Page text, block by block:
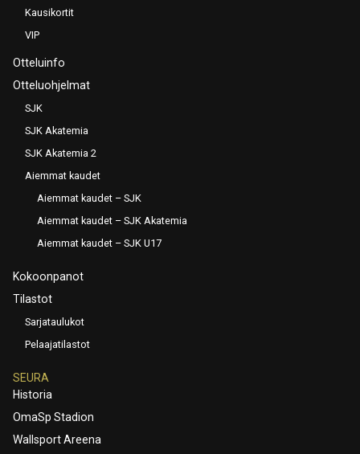
Kausikortit
VIP
Otteluinfo
Otteluohjelmat
SJK
SJK Akatemia
SJK Akatemia 2
Aiemmat kaudet
Aiemmat kaudet – SJK
Aiemmat kaudet – SJK Akatemia
Aiemmat kaudet – SJK U17
Kokoonpanot
Tilastot
Sarjataulukot
Pelaajatilastot
SEURA
Historia
OmaSp Stadion
Wallsport Areena